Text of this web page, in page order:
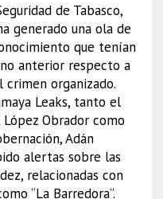
de Tabasco,
generado una ola de
que tenían
anterior respecto a
crimen organizado.
Leaks, tanto el
Obrador como
Adán
alertas sobre las
relacionadas con
“La Barredora”.